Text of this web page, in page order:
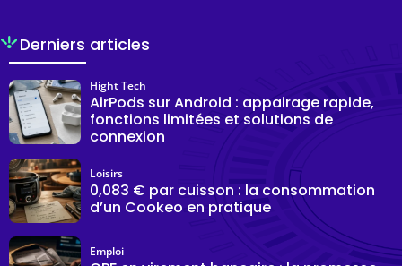
Derniers articles
AirPods sur Android : appairage rapide,
fonctions limitées et solutions de
connexion
Hight Tech
0,083 € par cuisson : la consommation
d’un Cookeo en pratique
Loisirs
Emploi